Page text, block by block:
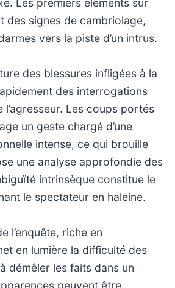
des signes de cambriolage,
vers la piste d’un intrus.
des blessures infligées à la
des interrogations
l’agresseur. Les coups portés
un geste chargé d’une
intense, ce qui brouille
une analyse approfondie des
intrinsèque constitue le
le spectateur en haleine.
l’enquête, riche en
en lumière la difficulté des
démêler les faits dans un
peuvent être